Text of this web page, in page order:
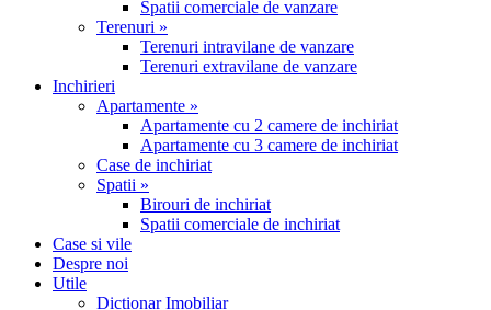
Spatii comerciale de vanzare
Terenuri »
Terenuri intravilane de vanzare
Terenuri extravilane de vanzare
Inchirieri
Apartamente »
Apartamente cu 2 camere de inchiriat
Apartamente cu 3 camere de inchiriat
Case de inchiriat
Spatii »
Birouri de inchiriat
Spatii comerciale de inchiriat
Case si vile
Despre noi
Utile
Dictionar Imobiliar